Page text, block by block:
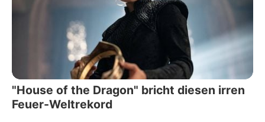
"House of the Dragon" bricht diesen irren
Feuer-Weltrekord